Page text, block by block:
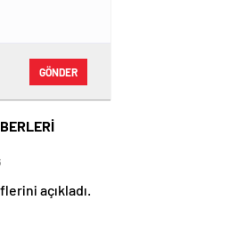
GÖNDER
açıkladı.